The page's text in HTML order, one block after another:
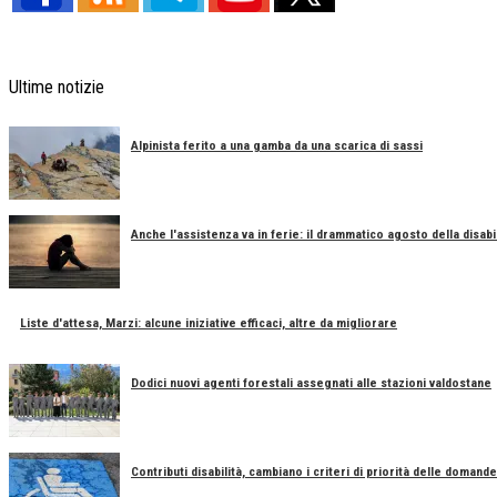
Ultime notizie
Alpinista ferito a una gamba da una scarica di sassi
Anche l'assistenza va in ferie: il drammatico agosto della
Liste d'attesa, Marzi: alcune iniziative efficaci, altre da migliorare
Dodici nuovi agenti forestali assegnati alle stazioni valdostane
Contributi disabilità, cambiano i criteri di priorità delle domande